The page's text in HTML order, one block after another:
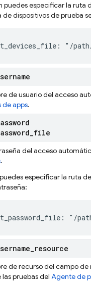
puedes especificar la
de dispositivos de prueba
"/
de usuario del acceso
de apps.
_file
del acceso
.
especificar la ruta
"/
_resource
de recurso del campo
pruebas del Agente de